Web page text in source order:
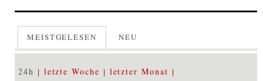
MEISTGELESEN NEU
24h letzte Woche letzter Monat